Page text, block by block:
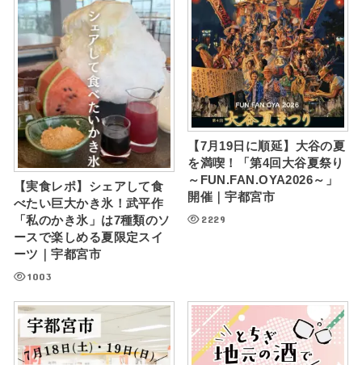
【実食レポ】シェアして食
べたい巨大かき氷！武平作
「私のかき氷」は7種類のソ
ースで楽しめる夏限定スイ
ーツ｜宇都宮市
1003
【7月19日に順延】大谷の夏
を満喫！「第4回大谷夏祭り
～FUN.FAN.OYA2026～」
開催｜宇都宮市
2229